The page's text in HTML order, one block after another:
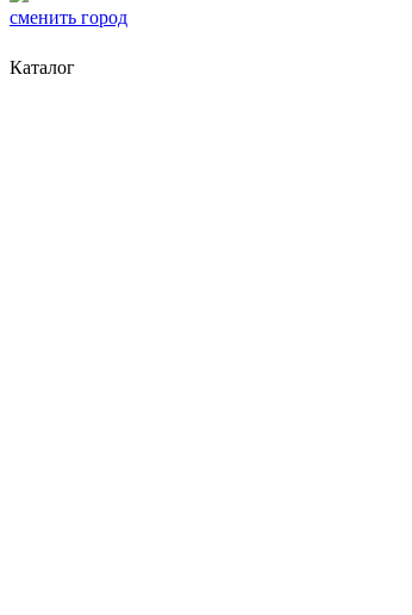
сменить город
Каталог